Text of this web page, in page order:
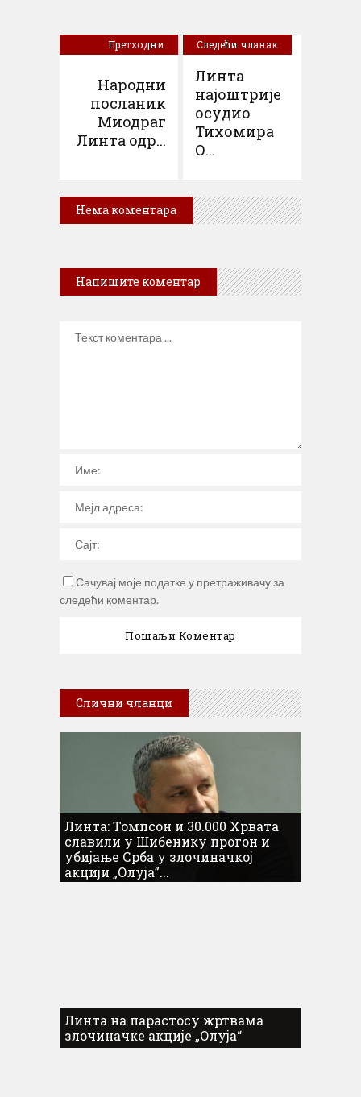
Претходни
Народни
посланик
Миодраг
Линта одр...
Следећи чланак
Линта
најоштрије
осудио
Тихомира
О...
Нема коментара
Напишите коментар
Сачувај моје податке у претраживачу за
следећи коментар.
Слични чланци
Линта: Томпсон и 30.000 Хрвата
славили у Шибенику прогон и
убијање Срба у злочиначкој
акцији „Олуја”...
Линта на парастосу жртвама
злочиначке акције „Олуја“